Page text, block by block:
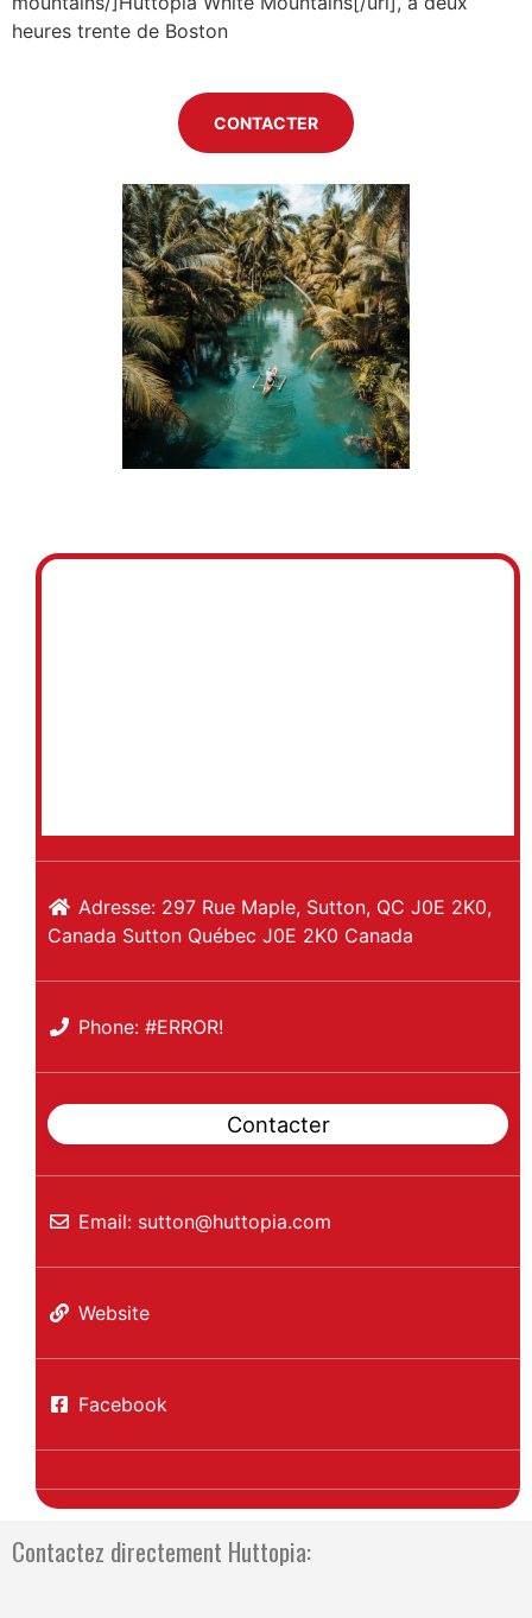
heures trente de Boston
CONTACTER
Previous
Adresse: 297 Rue Maple, Sutton, QC J0E 2K0,
Canada Sutton Québec J0E 2K0 Canada
Phone: #ERROR!
Contacter
Email: sutton@huttopia.com
Website
Facebook
Contactez directement Huttopia: